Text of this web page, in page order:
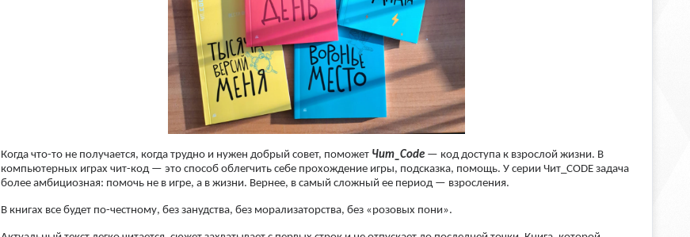
Когда что-то не получается, когда трудно и нужен добрый совет, поможет Чит_Code— код доступа к взрослой жизни. В
компьютерных играх чит-код — это способ облегчить себе прохождение игры, подсказка, помощь. У серии Чит_CODE задача
более амбициозная: помочь не в игре, а в жизни. Вернее, в самый сложный ее период — взросления.
В книгах все будет по-честному, без занудства, без морализаторства, без «розовых пони».